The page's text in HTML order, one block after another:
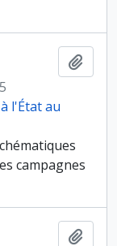
l'État au
campagnes